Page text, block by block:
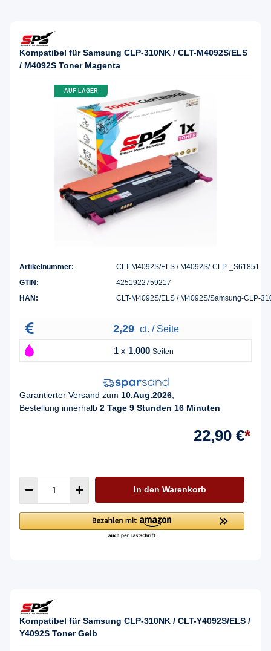
Kompatibel für Samsung CLP-310NK / CLT-M4092S/ELS
/ M4092S Toner Magenta
AUF LAGER
Artikelnummer:
CLT-M4092S/ELS / M4092S/-CLP-_S61851
GTIN:
4251922759217
HAN:
CLT-M4092S/ELS / M4092S/Samsung-CLP-
2,29 ct. / Seite
1 x 1.000 Seiten
Garantierter Versand zum 10.Aug.2026
Bestellung innerhalb 2 Tage 9 Stunden 16 Minuten
22,90 €*
In den Warenkorb
Kompatibel für Samsung CLP-310NK / CLT-Y4092S/ELS /
Y4092S Toner Gelb